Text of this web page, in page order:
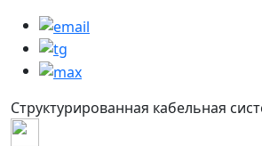
Структурированная кабельная